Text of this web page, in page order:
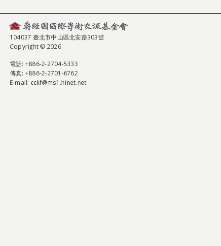
104037 臺北市中山區北安路303號
Copyright © 2026
電話: +886-2-2704-5333
傳真: +886-2-2701-6762
E-mail: cckf@ms1.hinet.net